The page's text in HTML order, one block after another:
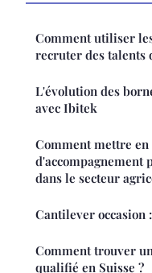
Comment utiliser
recruter des talents
L'évolution des
avec Ibitek
Comment mettre
d'accompagnement
dans le secteur
Cantilever occasion
Comment trouver
qualifié en Suisse ?